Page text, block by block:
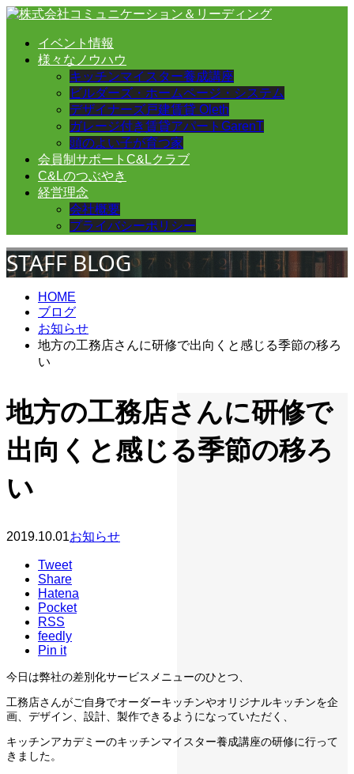
イベント情報
様々なノウハウ
キッチンマイスター養成講座
ビルダーズ・ホームページ・システム
デザイナーズ戸建賃貸 Oleth
ガレージ付き賃貸アパートGarenT
頭のよい子が育つ家
会員制サポートC&Lクラブ
C&Lのつぶやき
経営理念
会社概要
プライバシーポリシー
STAFF BLOG
HOME
ブログ
お知らせ
地方の工務店さんに研修で出向くと感じる季節の移ろ
い
地方の工務店さんに研修で
出向くと感じる季節の移ろ
い
2019.10.01お知らせ
Tweet
Share
Hatena
Pocket
RSS
feedly
Pin it
今日は弊社の差別化サービスメニューのひとつ、
工務店さんがご自身でオーダーキッチンやオリジナルキッチンを企
画、デザイン、設計、製作できるようになっていただく、
キッチンアカデミーのキッチンマイスター養成講座の研修に行って
きました。